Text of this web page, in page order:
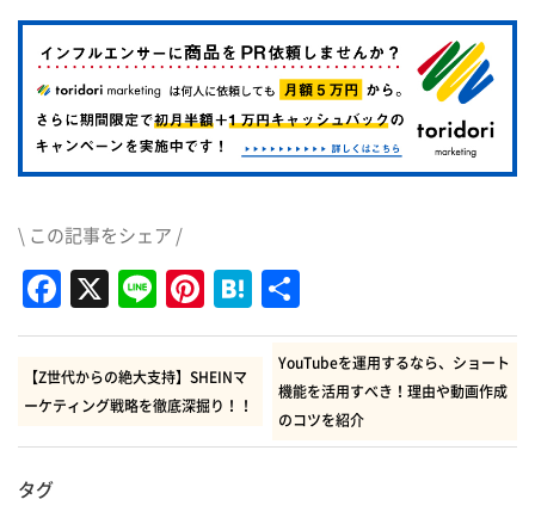
\ この記事をシェア /
Facebook
X LinePinterest
Hatena
有
【Z世代からの絶大支持】SHEINマ
ーケティング戦略を徹底深掘り！！
YouTubeを運用するなら、ショート
機能を活用すべき！理由や動画作成
のコツを紹介
タグ